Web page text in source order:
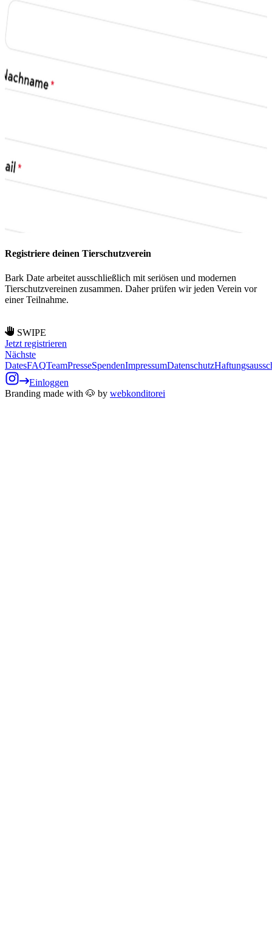
Registriere deinen Tierschutzverein
Bark Date arbeitet ausschließlich mit seriösen und modernen
Tierschutzvereinen zusammen. Daher prüfen wir jeden Verein vor
einer Teilnahme.
SWIPE
Jetzt registrieren
Nächste
DatesFAQTeamPresseSpendenImpressumDatenschutz
Einloggen
Branding made with 🐶 by webkonditorei